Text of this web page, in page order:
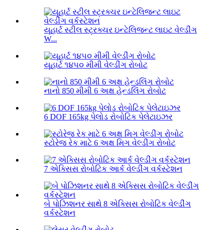
યૂહાર્ટ સ્ટીલ સ્ટ્રક્ચર ઇન્ટેલિજન્ટ લાઇટ વેલ્ડીંગ
W...
યૂહાર્ટ ૧૪૫૦ મીમી વેલ્ડીંગ રોબોટ
નાનો 850 મીમી 6 અક્ષ હેન્ડલિંગ રોબોટ
6 DOF 165kg પેલોડ રોબોટિક પેલેટાઇઝર
સ્ટોરેજ રેક માટે 6 અક્ષ મિગ વેલ્ડીંગ રોબોટ
7 એક્સિસ રોબોટિક આર્ક વેલ્ડીંગ વર્કસ્ટેશન
બે પોઝિશનર સાથે 8 એક્સિસ રોબોટિક વેલ્ડીંગ
વર્કસ્ટેશન